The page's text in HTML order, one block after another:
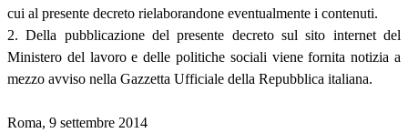
cui al presente decreto rielaborandone eventualmente i contenuti.
2. Della pubblicazione del presente decreto sul sito internet del
Ministero del lavoro e delle politiche sociali viene fornita notizia a
mezzo avviso nella Gazzetta Ufficiale della Repubblica italiana.
Roma, 9 settembre 2014